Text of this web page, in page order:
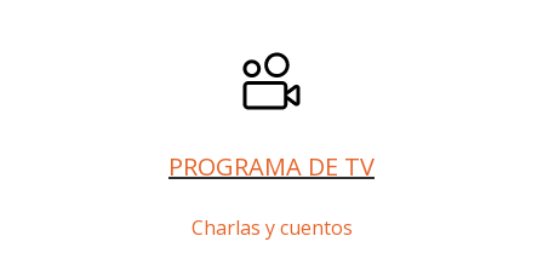
PROGRAMA DE TV
Charlas y cuentos